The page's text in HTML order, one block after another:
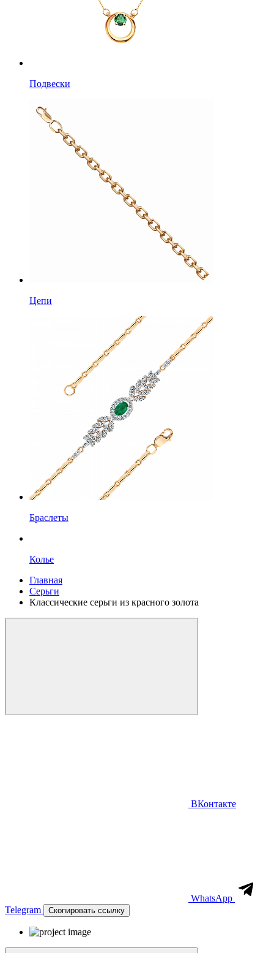
Подвески
Цепи
Браслеты
Колье
Главная
Серьги
Классические серьги из красного золота
ВКонтакте
WhatsApp
Telegram
Скопировать ссылку